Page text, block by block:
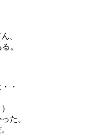
。
。
・
た。